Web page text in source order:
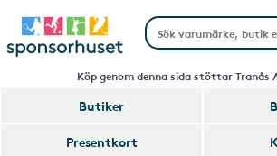
Köp genom denna sida stöttar Tranås
Butiker
Presentkort